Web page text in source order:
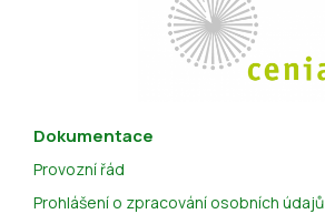
Dokumentace
Provozní řád
Prohlášení o zpracování osobních údajů